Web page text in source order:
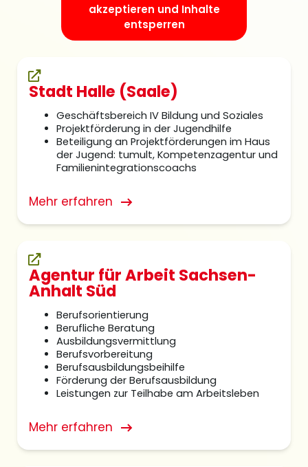
akzeptieren und Inhalte
entsperren
Stadt Halle (Saale)
Geschäftsbereich IV Bildung und Soziales
Projektförderung in der Jugendhilfe
Beteiligung an Projektförderungen im Haus
der Jugend: tumult, Kompetenzagentur und
Familienintegrationscoachs
Mehr erfahren
Agentur für Arbeit Sachsen-
Anhalt Süd
Berufsorientierung
Berufliche Beratung
Ausbildungsvermittlung
Berufsvorbereitung
Berufsausbildungsbeihilfe
Förderung der Berufsausbildung
Leistungen zur Teilhabe am Arbeitsleben​
Mehr erfahren